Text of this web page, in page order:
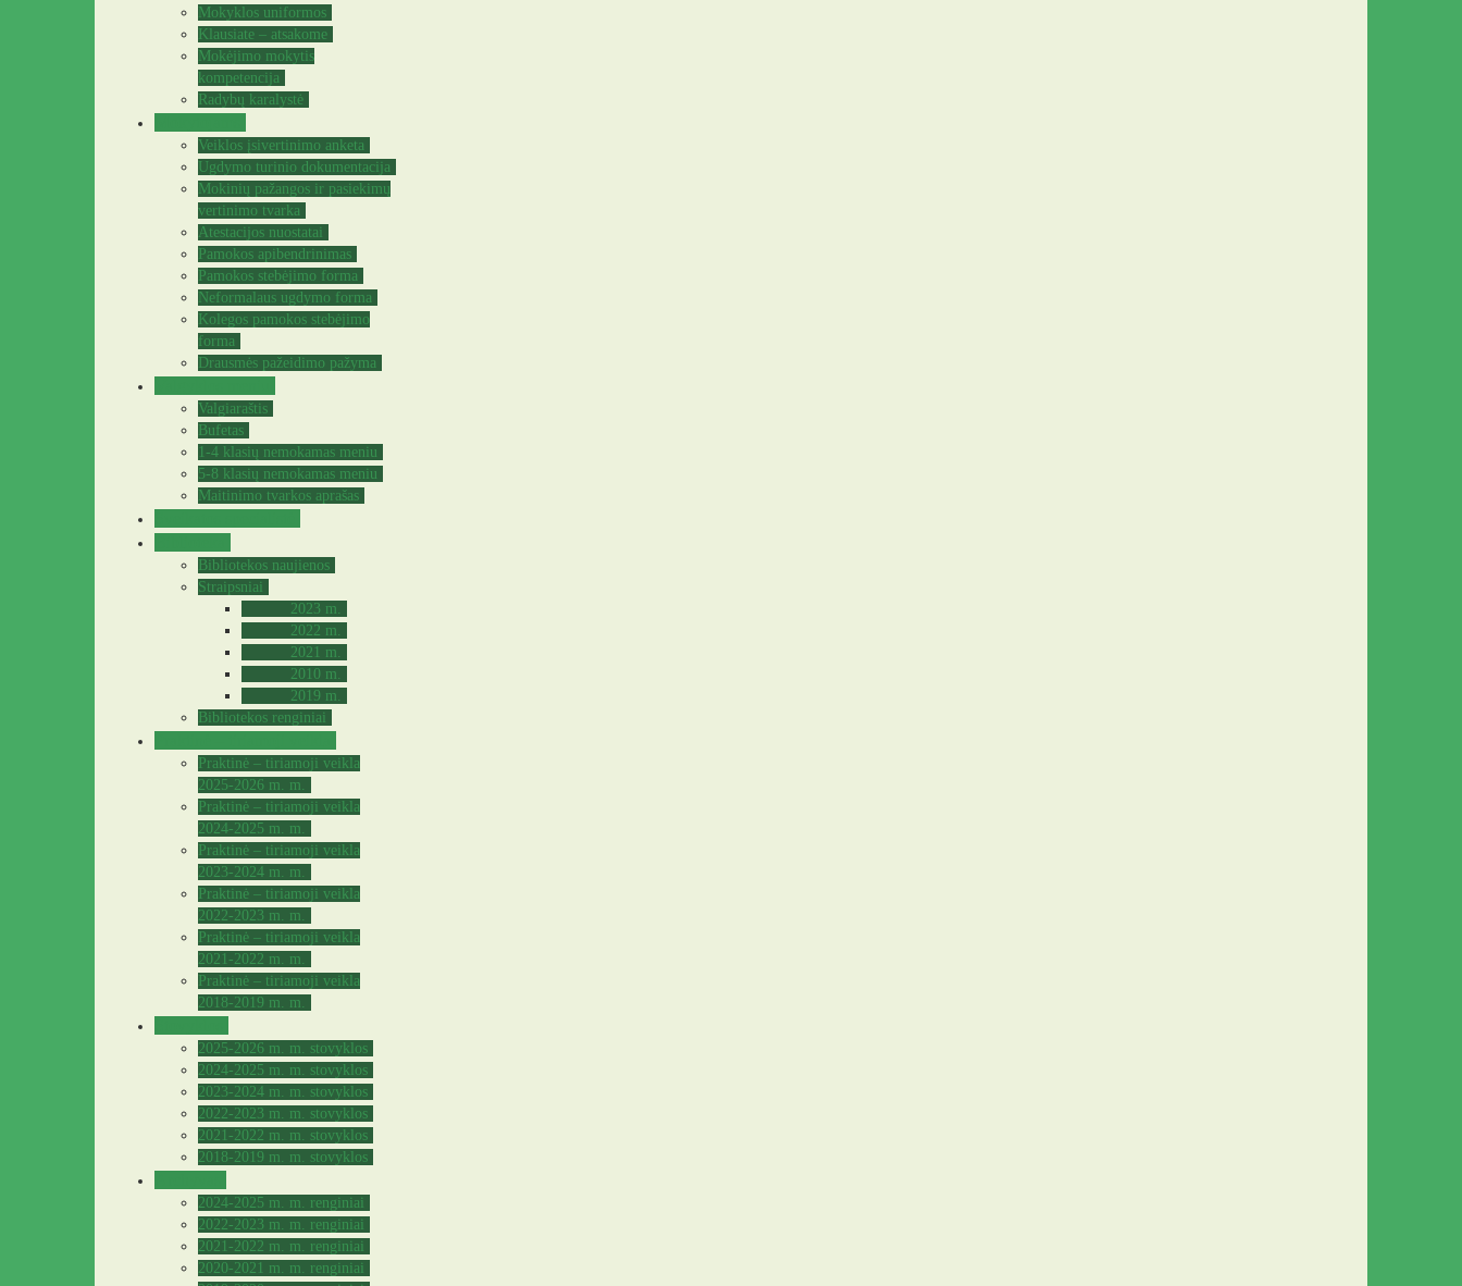
Mokyklos uniformos
Klausiate – atsakome
Mokėjimo mokytis
kompetencija
Radybų karalystė
Veiklos įsivertinimo anketa
Ugdymo turinio dokumentacija
Mokinių pažangos ir pasiekimų
vertinimo tvarka
Atestacijos nuostatai
Pamokos apibendrinimas
Pamokos stebėjimo forma
Neformalaus ugdymo forma
Kolegos pamokos stebėjimo
forma
Drausmės pažeidimo pažyma
Valgiaraštis
Bufetas
1-4 klasių nemokamas meniu
5-8 klasių nemokamas meniu
Maitinimo tvarkos aprašas
Bibliotekos naujienos
Straipsniai
2023 m.
2022 m.
2021 m.
2010 m.
2019 m.
Bibliotekos renginiai
Praktinė – tiriamoji veikla
2025-2026 m. m.
Praktinė – tiriamoji veikla
2024-2025 m. m.
Praktinė – tiriamoji veikla
2023-2024 m. m.
Praktinė – tiriamoji veikla
2022-2023 m. m.
Praktinė – tiriamoji veikla
2021-2022 m. m.
Praktinė – tiriamoji veikla
2018-2019 m. m.
2025-2026 m. m. stovyklos
2024-2025 m. m. stovyklos
2023-2024 m. m. stovyklos
2022-2023 m. m. stovyklos
2021-2022 m. m. stovyklos
2018-2019 m. m. stovyklos
2024-2025 m. m. renginiai
2022-2023 m. m. renginiai
2021-2022 m. m. renginiai
2020-2021 m. m. renginiai